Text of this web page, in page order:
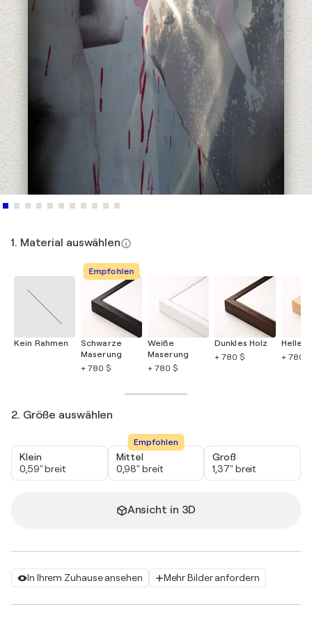
In Ihrem Zuhause ansehen Mehr Bilder anfordern
1. Material auswählen
Kein Rahmen
Empfohlen
Schwarze
Maserung
+ 780 $
Weiße
Maserung
+ 780 $
Dunkles Holz
+ 780 $
Helles
+ 780 $
2. Größe auswählen
Klein
0,59" breit
Empfohlen
Mittel
0,98" breit
Groß
1,37" breit
Ansicht in 3D